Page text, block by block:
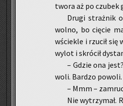
two­ra aż po czu­bek
Drugi straż­nik
wolno, bo cię­cie
wście­kle i rzu­cił
wylot i skró­cił
– Gdzie ona
wo­li. Bar­dzo po­wo­li.
– Mmm –
Nie wy­trzy­mał.